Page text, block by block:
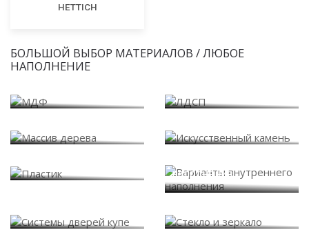
HETTICH
БОЛЬШОЙ ВЫБОР МАТЕРИАЛОВ / ЛЮБОЕ
НАПОЛНЕНИЕ
наполнения